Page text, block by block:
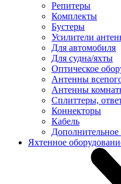
Репитеры
Комплекты
Бустеры
Усилители
Для автомобиля
Для судна/яхты
Оптическое
Антенны
Антенны
Сплиттеры,
Коннекторы
Кабель
Дополнительное
Яхтенное